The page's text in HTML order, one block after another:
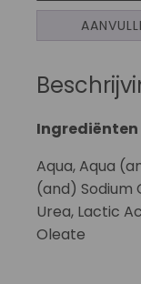
Ingrediënten
Aqua, Aqua
(and) Sodium
Urea, Lactic
Oleate